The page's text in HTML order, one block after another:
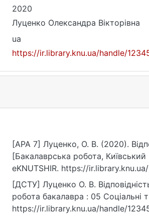
2020
Луценко Олександра Вікторівна
ua
https://ir.library.knu.ua/handle/
[APA 7] Луценко, О. В. (2020).
[Бакалаврська робота,
eKNUTSHIR. https://
[ДСТУ] Луценко О. В.
робота бакалавра : 05 Соціальні
https://ir.library.knu.ua/handle/